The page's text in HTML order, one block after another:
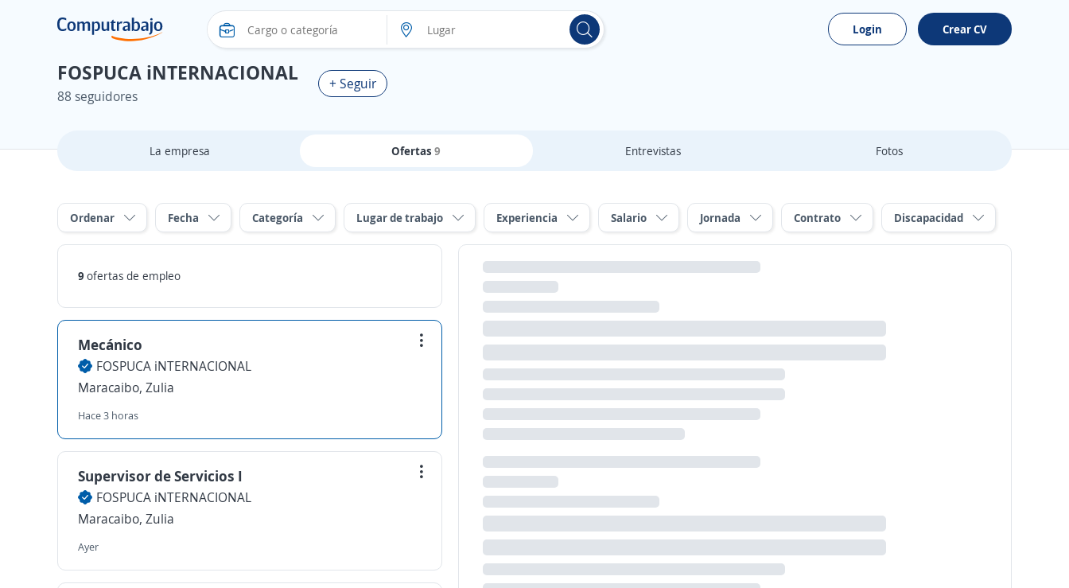
Login Crear CV
FOSPUCA iNTERNACIONAL
88 seguidores
+ Seguir
La empresa Ofertas9 Entrevistas Fotos
Ordenar Fecha Categoría Lugar de trabajo Experiencia Salario Jornada Contrato Discapacidad
9 ofertas de empleo
Mecánico
FOSPUCA iNTERNACIONAL
Maracaibo, Zulia
Hace 3 horas
Supervisor de Servicios I
FOSPUCA iNTERNACIONAL
Maracaibo, Zulia
Ayer